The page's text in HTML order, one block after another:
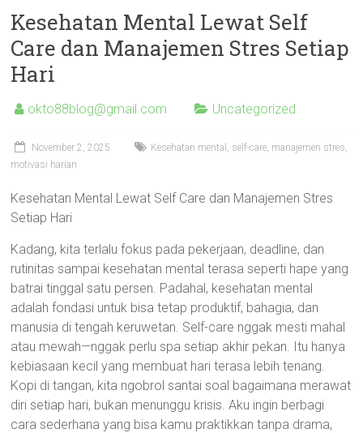
Kesehatan Mental Lewat Self
Care dan Manajemen Stres Setiap
Hari
okto88blog@gmail.com Uncategorized
November 2, 2025
Kesehatan mental, self-care, manajemen stres,
motivasi harian
Kesehatan Mental Lewat Self Care dan Manajemen Stres
Setiap Hari
Kadang, kita terlalu fokus pada pekerjaan, deadline, dan
rutinitas sampai kesehatan mental terasa seperti hape yang
batrai tinggal satu persen. Padahal, kesehatan mental
adalah fondasi untuk bisa tetap produktif, bahagia, dan
manusia di tengah keruwetan. Self-care nggak mesti mahal
atau mewah—nggak perlu spa setiap akhir pekan. Itu hanya
kebiasaan kecil yang membuat hari terasa lebih tenang.
Kopi di tangan, kita ngobrol santai soal bagaimana merawat
diri setiap hari, bukan menunggu krisis. Aku ingin berbagi
cara sederhana yang bisa kamu praktikkan tanpa drama,